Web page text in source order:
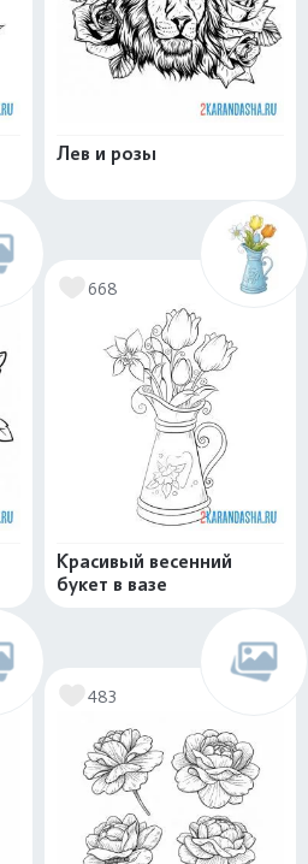
Лев и розы
668
Красивый весенний
букет в вазе
483